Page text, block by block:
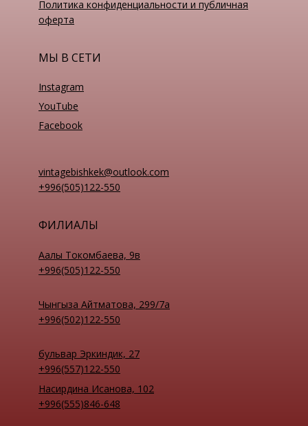
Политика конфиденциальности и публичная
оферта
МЫ В СЕТИ
Instagram
YouTube
Facebook
ФИЛИАЛЫ
Аалы Токомбаева, 9в
+996(505)122-550
Чынгыза Айтматова, 299/7а
+996(502)122-550
бульвар Эркиндик, 27
+996(557)122-550
Насирдина Исанова, 102
+996(555)846-648
vintagebishkek@outlook.com
+996(505)122-550